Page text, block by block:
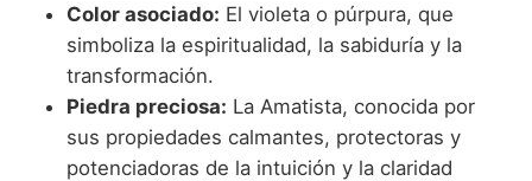
Color asociado: El violeta o púrpura, que
simboliza la espiritualidad, la sabiduría y la
transformación.
Piedra preciosa: La Amatista, conocida por
sus propiedades calmantes, protectoras y
potenciadoras de la intuición y la claridad